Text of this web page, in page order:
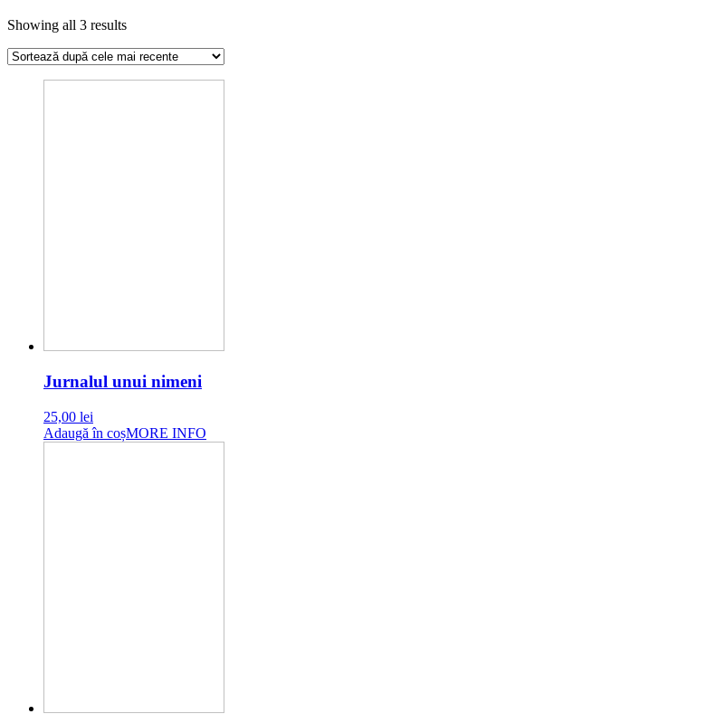
Showing all 3 resultsSorted
latest
Jurnalul unui nimeni
25,00 lei
Adaugă în coșMORE INFO